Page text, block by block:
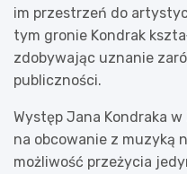
im przestrzeń do
tym gronie Kondrak
zdobywając uznanie
publiczności.
Występ Jana Kondraka
na obcowanie z muzyką
możliwość przeżycia